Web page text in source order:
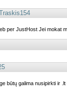
per JustHost Jei mokat
būtų galima nusipirkti ir